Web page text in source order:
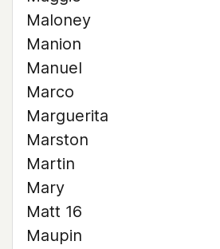
Maloney
Manion
Manuel
Marco
Marguerita
Marston
Martin
Mary
Matt 16
Maupin